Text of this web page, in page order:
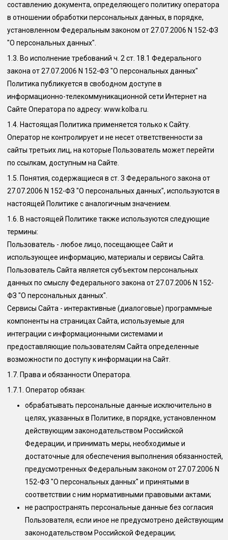
составлению документа, определяющего политику оператора
в отношении обработки персональных данных, в порядке,
установленном Федеральным законом от 27.07.2006 N 152-ФЗ
"О персональных данных".
1.3. Во исполнение требований ч. 2 ст. 18.1 Федерального
закона от 27.07.2006 N 152-ФЗ "О персональных данных"
Политика публикуется в свободном доступе в
информационно-телекоммуникационной сети Интернет на
Сайте Оператора по адресу: www. kolba.ru
1.4. Настоящая Политика применяется только к Сайту.
Оператор не контролирует и не несет ответственности за
сайты третьих лиц, на которые Пользователь может перейти
по ссылкам, доступным на Сайте.
1.5. Понятия, содержащиеся в ст. 3 Федерального закона от
27.07.2006 N 152-ФЗ "О персональных данных", используются в
настоящей Политике с аналогичным значением.
1.6. В настоящей Политике также используются следующие
термины:
Пользователь - любое лицо, посещающее Сайт и
использующее информацию, материалы и сервисы Сайта.
Пользователь Сайта является субъектом персональных
данных по смыслу Федерального закона от 27.07.2006 N 152-
ФЗ "О персональных данных".
Сервисы Сайта - интерактивные (диалоговые) программные
компоненты на страницах Сайта, используемые для
интеграции с информационными системами и
предоставляющие пользователям Сайта определенные
возможности по доступу к информации на Сайт.
1.7. Права и обязанности Оператора.
1.7.1. Оператор обязан:
обрабатывать персональные данные исключительно в
целях, указанных в Политике, в порядке, установленном
действующим законодательством Российской
Федерации, и принимать меры, необходимые и
достаточные для обеспечения выполнения обязанностей,
предусмотренных Федеральным законом от 27.07.2006 N
152-ФЗ "О персональных данных" и принятыми в
соответствии с ним нормативными правовыми актами;
не распространять персональные данные без согласия
Пользователя, если иное не предусмотрено действующим
законодательством Российской Федерации;